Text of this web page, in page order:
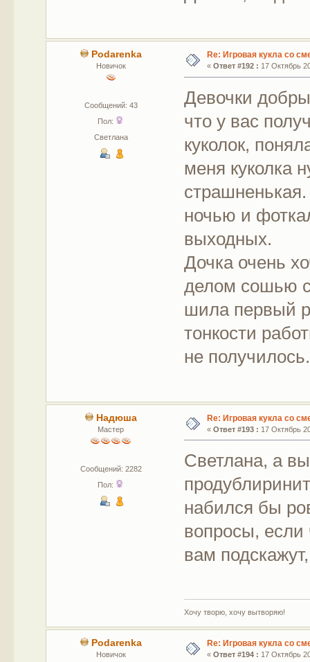
Podarenka
Новичок
Сообщений: 43
Пол:
Светлана
Re: Игровая кукла со
« Ответ #192 : 17 Октябрь
Девочки
что у вас
куколок,
меня куколка
ночью и
выходных.
Дочка очень
делом сошью
шила первый
тонкости
не получилось.
Надюша
Мастер
Сообщений: 2282
Пол:
Re: Игровая кукла со
« Ответ #193 : 17 Октябрь
Светлана, а
набился бы
вопросы, если
вам
Хочу творю, хочу вытворяю!
Podarenka
Новичок
Re: Игровая кукла со
« Ответ #194 : 17 Октябрь